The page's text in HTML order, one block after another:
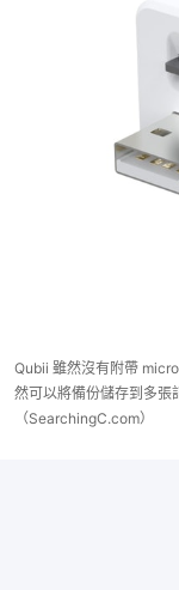
Qubii 雖然沒有附帶
然可以將備份儲存到多張
（SearchingC.com）